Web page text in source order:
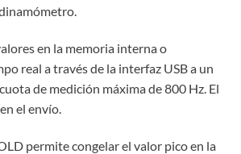
en la memoria interna o
real a través de la interfaz USB a un
de medición máxima de 800 Hz. El
el envío.
permite congelar el valor pico en la